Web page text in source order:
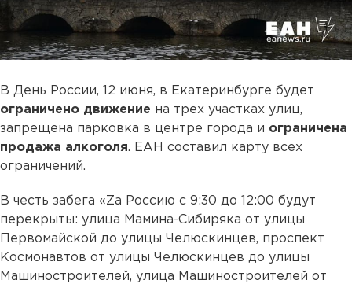
В День России, 12 июня, в Екатеринбурге будет
ограничено движение на трех участках улиц,
запрещена парковка в центре города и ограничена
продажа алкоголя. ЕАН составил карту всех
ограничений.
В честь забега «Zа Россию с 9:30 до 12:00 будут
перекрыты: улица Мамина-Сибиряка от улицы
Первомайской до улицы Челюскинцев, проспект
Космонавтов от улицы Челюскинцев до улицы
Машиностроителей, улица Машиностроителей от